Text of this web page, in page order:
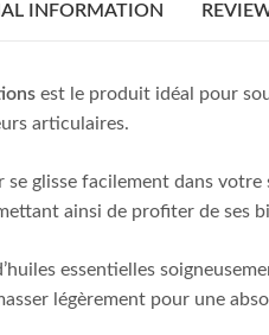
INFORMATION
est le produit idéal pour
articulaires.
glisse facilement dans
ainsi de profiter de ses
essentielles
légèrement pour une